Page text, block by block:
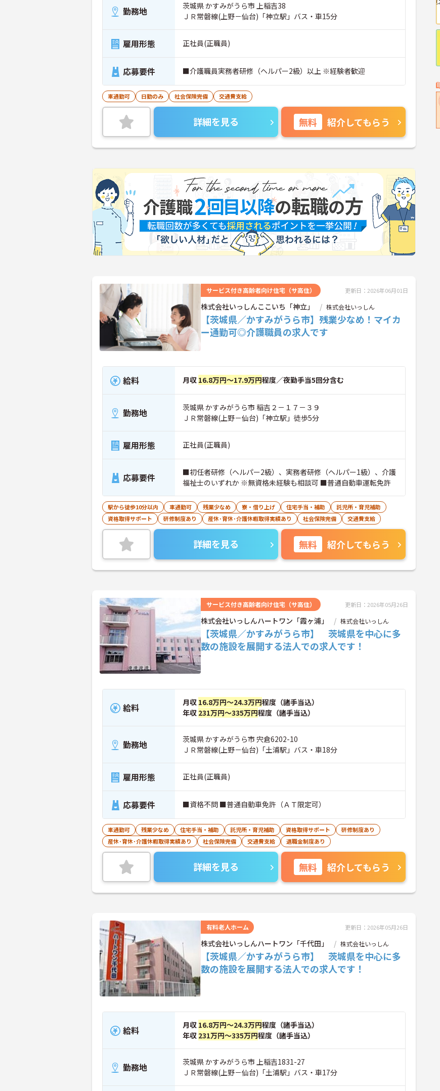
勤務地
茨城県 かすみがうら市 上稲吉38
ＪＲ常磐線(上野－仙台)「神立駅」バス・車15分
雇用形態 正社員(正職員)
応募要件 ■介護職員実務者研修（ヘルパー2級）以上 ※経験者歓迎
車通勤可 日勤のみ 社会保険完備 交通費支給
詳細を見る 無料 紹介してもらう
サービス付き高齢者向け住宅（サ高住） 更新日：2026年06月01日
株式会社いっしんここいち「神立」 株式会社いっしん
【茨城県／かすみがうら市】残業少なめ！マイカ
ー通勤可◎介護職員の求人です
給料 月収 16.8万円～17.9万円程度／夜勤手当5回分含む
勤務地
茨城県 かすみがうら市 稲吉２－１７－３９
ＪＲ常磐線(上野－仙台)「神立駅」徒歩5分
雇用形態 正社員(正職員)
応募要件
■初任者研修（ヘルパー2級）、実務者研修（ヘルパー1級）、介護
福祉士のいずれか ※無資格未経験も相談可 ■普通自動車運転免許
駅から徒歩10分以内 車通勤可 残業少なめ 寮・借り上げ 住宅手当・補助
託児所・育児補助
資格取得サポート
研修制度あり 産休･育休･介護休暇取得実績あり 社会保険完備 交通費支給
詳細を見る 無料 紹介してもらう
サービス付き高齢者向け住宅（サ高住） 更新日：2026年05月26日
株式会社いっしんハートワン「霞ヶ浦」 株式会社いっしん
【茨城県／かすみがうら市】 茨城県を中心に多
数の施設を展開する法人での求人です！
給料 月収 16.8万円～24.3万円程度（諸手当込）
年収 231万円～335万円程度（諸手当込）
勤務地
茨城県 かすみがうら市 宍倉6202-10
ＪＲ常磐線(上野－仙台)「土浦駅」バス・車18分
雇用形態 正社員(正職員)
応募要件 ■資格不問 ■普通自動車免許（ＡＴ限定可）
車通勤可 残業少なめ 住宅手当・補助 託児所・育児補助 資格取得サポート
研修制度あり
産休･育休･介護休暇取得実績あり
社会保険完備 交通費支給 退職金制度あり
詳細を見る 無料 紹介してもらう
有料老人ホーム 更新日：2026年05月26日
株式会社いっしんハートワン「千代田」 株式会社いっしん
【茨城県／かすみがうら市】 茨城県を中心に多
数の施設を展開する法人での求人です！
給料 月収 16.8万円～24.3万円程度（諸手当込）
年収 231万円～335万円程度（諸手当込）
勤務地
茨城県 かすみがうら市 上稲吉1831-27
ＪＲ常磐線(上野－仙台)「土浦駅」バス・車17分